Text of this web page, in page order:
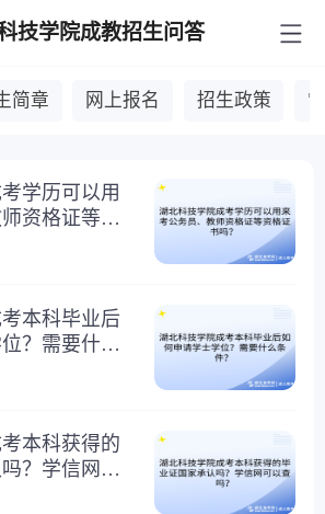
技学院成教招生问答
简章 网上报名 招生政策
学历可以用
资格证等资
本科毕业后
？需要什么
本科获得的
？学信网可